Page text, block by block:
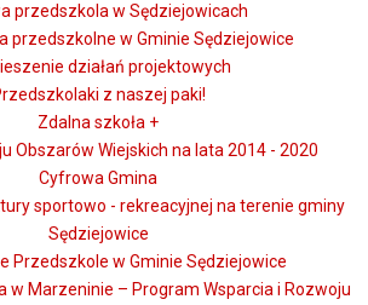
przedszkola w Sędziejowicach
przedszkolne w Gminie Sędziejowice
działań projektowych
z naszej paki!
Zdalna szkoła +
Obszarów Wiejskich na lata 2014 - 2020
Cyfrowa Gmina
sportowo - rekreacyjnej na terenie gminy
Sędziejowice
Przedszkole w Gminie Sędziejowice
w Marzeninie – Program Wsparcia i Rozwoju